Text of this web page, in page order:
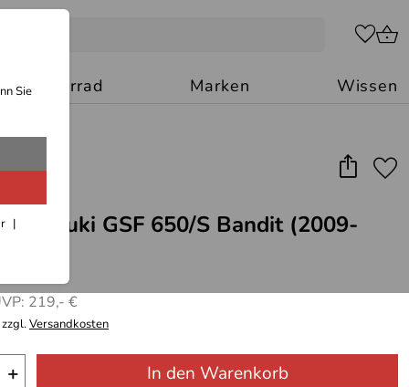
SieMotorrad Marken Wissen
Suzuki GSF 650/S Bandit (2009-
219,- €
Versandkosten
+ In den Warenkorb